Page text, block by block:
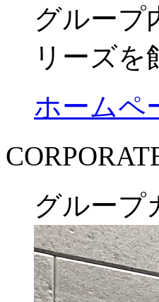
グループ
リーズを
ホームペ
グループ